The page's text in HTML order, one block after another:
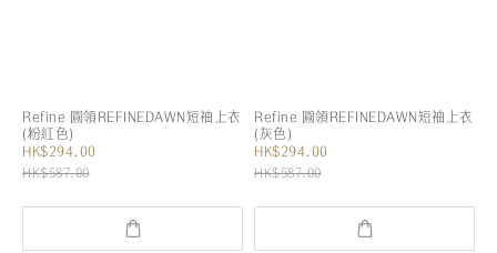
Refine 圓領REFINEDAWN短袖上衣
(粉紅色)
HK$294.00
HK$587.00
Refine 圓領REFINEDAWN短袖上衣
(灰色)
HK$294.00
HK$587.00